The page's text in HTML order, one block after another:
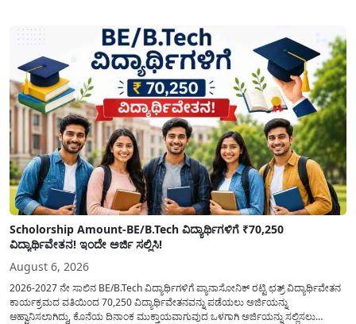
Scholorship Amount-BE/B.Tech ವಿದ್ಯಾರ್ಥಿಗಳಿಗೆ ₹70,250
ವಿದ್ಯಾರ್ಥಿವೇತನ! ಇಂದೇ ಅರ್ಜಿ ಸಲ್ಲಿಸಿ!
August 6, 2026
2026-2027 ನೇ ಸಾಲಿನ BE/B.Tech ವಿದ್ಯಾರ್ಥಿಗಳಿಗೆ ಪ್ಯಾನಾಸೋನಿಕ್ ರಟ್ಟಿ ಛತ್ರ್ ವಿದ್ಯಾರ್ಥಿವೇತನ
ಕಾರ್ಯಕ್ರಮದ ವತಿಯಿಂದ 70,250 ವಿದ್ಯಾರ್ಥಿವೇತನವನ್ನು ಪಡೆಯಲು ಅರ್ಜಿಯನ್ನು
ಆಹ್ವಾನಿಸಲಾಗಿದ್ದು, ಕೊನೆಯ ದಿನಾಂಕ ಮುಕ್ತಾಯವಾಗುವುದ ಒಳಗಾಗಿ ಅರ್ಜಿಯನ್ನು ಸಲ್ಲಿಸಲು